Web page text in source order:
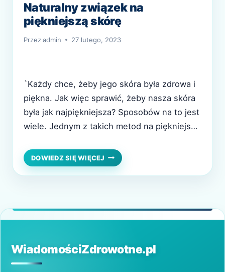
Naturalny związek na
piękniejszą skórę
Przezadmin 27 lutego, 2023
`Każdy chce, żeby jego skóra była zdrowa i
piękna. Jak więc sprawić, żeby nasza skóra
była jak najpiękniejsza? Sposobów na to jest
wiele. Jednym z takich metod na piękniejszą
to zrobić? Poza różnego rodzaju kremami
można również użyć kwasu hialuronowego.
DOWIEDZ SIĘ WIĘCEJ NATURALNY
ZWIĄZEK
NA
WiadomościZdrowotne.pl